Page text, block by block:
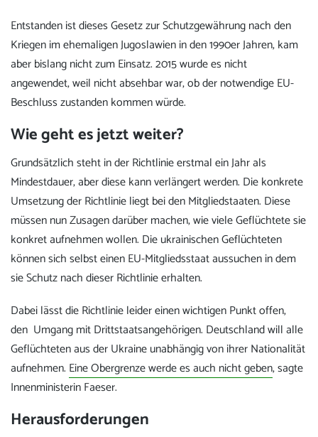
Entstanden ist dieses Gesetz zur Schutzgewährung nach den
Kriegen im ehemaligen Jugoslawien in den 1990er Jahren, kam
aber bislang nicht zum Einsatz. 2015 wurde es nicht
angewendet, weil nicht absehbar war, ob der notwendige EU-
Beschluss zustanden kommen würde.
Wie geht es jetzt weiter?
Grundsätzlich steht in der Richtlinie erstmal ein Jahr als
Mindestdauer, aber diese kann verlängert werden. Die konkrete
Umsetzung der Richtlinie liegt bei den Mitgliedstaaten. Diese
müssen nun Zusagen darüber machen, wie viele Geflüchtete sie
konkret aufnehmen wollen. Die ukrainischen Geflüchteten
können sich selbst einen EU-Mitgliedsstaat aussuchen in dem
sie Schutz nach dieser Richtlinie erhalten.
Dabei lässt die Richtlinie leider einen wichtigen Punkt offen,
den Umgang mit Drittstaatsangehörigen. Deutschland will alle
Geflüchteten aus der Ukraine unabhängig von ihrer Nationalität
aufnehmen. Eine Obergrenze werde es auch nicht geben, sagte
Innenministerin Faeser.
Herausforderungen